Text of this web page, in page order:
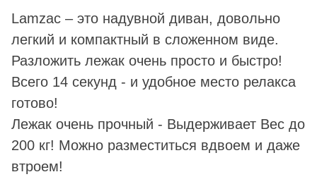
Lamzac – это надувной диван, довольно
легкий и компактный в сложенном виде.
Разложить лежак очень просто и быстро!
Всего 14 секунд - и удобное место релакса
готово!
Лежак очень прочный - Выдерживает Вес до
200 кг! Можно разместиться вдвоем и даже
втроем!